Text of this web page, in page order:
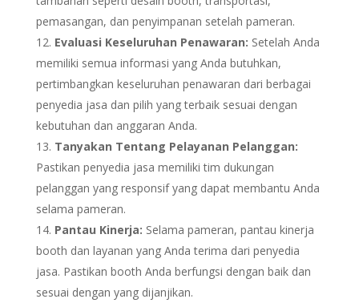
pemasangan, dan penyimpanan setelah pameran.
Evaluasi Keseluruhan Penawaran: Setelah Anda
memiliki semua informasi yang Anda butuhkan,
pertimbangkan keseluruhan penawaran dari berbagai
penyedia jasa dan pilih yang terbaik sesuai dengan
kebutuhan dan anggaran Anda.
Tanyakan Tentang Pelayanan Pelanggan:
Pastikan penyedia jasa memiliki tim dukungan
pelanggan yang responsif yang dapat membantu Anda
selama pameran.
Pantau Kinerja: Selama pameran, pantau kinerja
booth dan layanan yang Anda terima dari penyedia
jasa. Pastikan booth Anda berfungsi dengan baik dan
sesuai dengan yang dijanjikan.